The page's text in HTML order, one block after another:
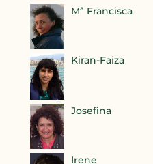
Mª Francisca
Kiran-Faiza
Josefina
Irene